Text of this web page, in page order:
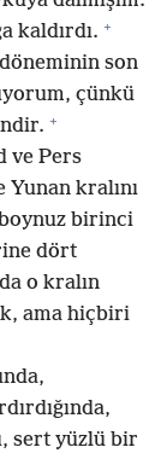
kaldırdı. +
son
çünkü
+
ve Pers
Yunan kralını
birinci
dört
o kralın
ama hiçbiri
sert yüzlü bir